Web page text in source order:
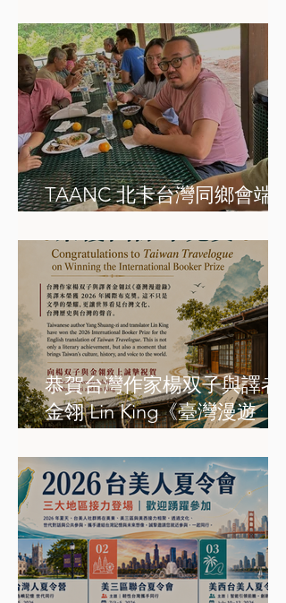
TAANC 北卡台灣同鄉會端午
恭賀台灣作家楊双子與譯者
金翎 Lin King《臺灣漫遊
Travelogue 榮獲 2026 年國際
布克獎